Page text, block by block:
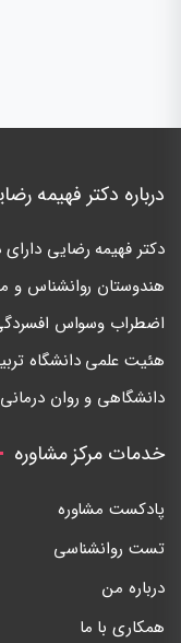
درباره دکتر فهیمه
دكتر فهيمه رضايی
هندوستان روانشناس و
اضطراب وسواس
دانشگاهی و روان
خدمات مرکز مشاوره
پادکست مشاوره
تست روانشناسی
درباره من
همکاری با ما